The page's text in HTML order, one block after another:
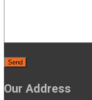
Our Address